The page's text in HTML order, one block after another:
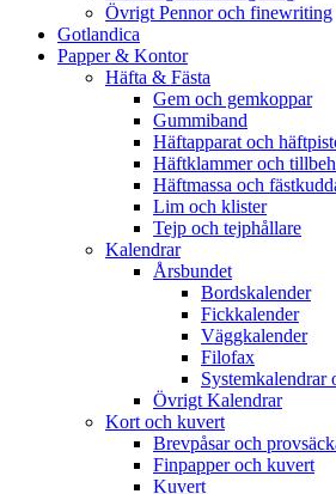
Övrigt Pennor och finewriting
Gotlandica
Papper & Kontor
Häfta & Fästa
Gem och gemkoppar
Gummiband
Häftapparat och
Häftklammer och
Häftmassa och
Lim och klister
Tejp och tejphållare
Kalendrar
Årsbundet
Bordskalender
Fickkalender
Väggkalender
Filofax
Systemkalendrar
Övrigt Kalendrar
Kort och kuvert
Brevpåsar och
Finpapper och kuvert
Kuvert